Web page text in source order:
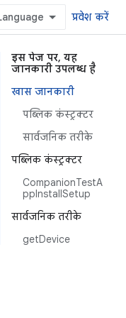
प्रवेश करें
इस पेज पर, यह
जानकारी उपलब्ध है
खास जानकारी
पब्लिक कंस्ट्रक्टर
सार्वजनिक तरीके
पब्लिक कंस्ट्रक्टर
CompanionTestA
ppInstallSetup
सार्वजनिक तरीके
getDevice